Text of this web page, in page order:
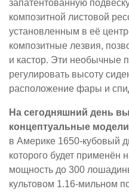
запатентованную
композитной листовой
установленным в её
композитные лезвия,
и кастор. Эти необычные
регулировать высоту
расположение фары и
На сегодняшний день
концептуальные модели
в Америке 1650-кубовый
которого будет применён
мощность до 300
культовом 1.16-мильном